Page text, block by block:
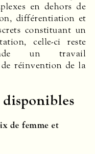
en dehors de
différentiation et
constituant un
celle-ci reste
un travail
réinvention de la
de femme et